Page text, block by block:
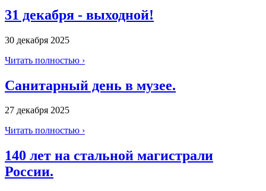
31 декабря - выходной!
30 декабря 2025
Читать полностью ›
Санитарный день в музее.
27 декабря 2025
Читать полностью ›
140 лет на стальной магистрали
России.